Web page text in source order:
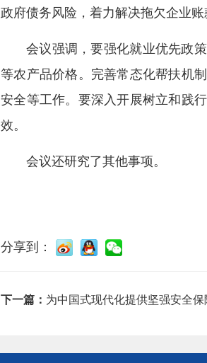
政府债务风险，着力解决拖欠企业
会议强调，要强化就业优先政
等农产品价格。完善常态化帮扶机
安全等工作。要深入开展树立和践
效。
会议还研究了其他事项。
分享到：
下一篇： 为中国式现代化提供坚强安全